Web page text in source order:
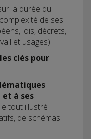
la durée du
de ses
lois, décrets,
et usages)
clés pour
à ses
le tout illustré
de schémas